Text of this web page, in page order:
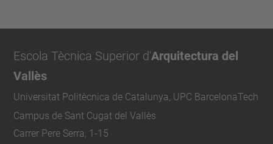
Escola Tècnica Superior d'Arquitectura del
Vallès
Universitat Politècnica de Catalunya, UPC BarcelonaTech
Campus de Sant Cugat del Vallès
Carrer Pere Serra, 1-15